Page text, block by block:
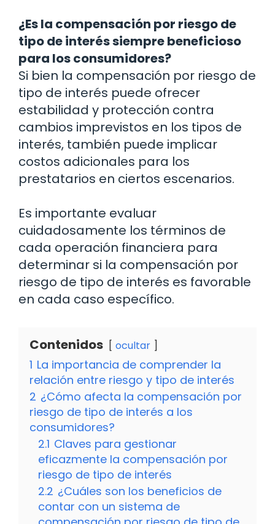
¿Es la compensación por riesgo de
tipo de interés siempre beneficioso
para los consumidores?
Si bien la compensación por riesgo de
tipo de interés puede ofrecer
estabilidad y protección contra
cambios imprevistos en los tipos de
interés, también puede implicar
costos adicionales para los
prestatarios en ciertos escenarios.
Es importante evaluar
cuidadosamente los términos de
cada operación financiera para
determinar si la compensación por
riesgo de tipo de interés es favorable
en cada caso específico.
Contenidos ocultar
1 La importancia de comprender la
relación entre riesgo y tipo de interés
2 ¿Cómo afecta la compensación por
riesgo de tipo de interés a los
consumidores?
2.1 Claves para gestionar
eficazmente la compensación por
riesgo de tipo de interés
2.2 ¿Cuáles son los beneficios de
contar con un sistema de